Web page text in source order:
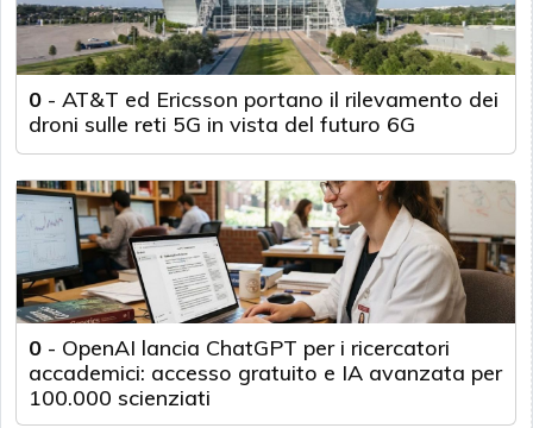
0 - AT&T ed Ericsson portano il rilevamento dei
droni sulle reti 5G in vista del futuro 6G
0 - OpenAI lancia ChatGPT per i ricercatori
accademici: accesso gratuito e IA avanzata per
100.000 scienziati